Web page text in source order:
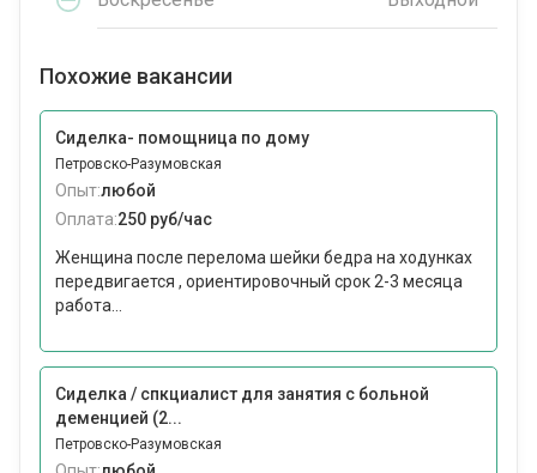
Похожие вакансии
Сиделка- помощница по дому
Петровско-Разумовская
Опыт:любой
Оплата:250 руб/час
Женщина после перелома шейки бедра на ходунках
передвигается , ориентировочный срок 2-3 месяца
работа...
Сиделка / спкциалист для занятия с больной
деменцией (2...
Петровско-Разумовская